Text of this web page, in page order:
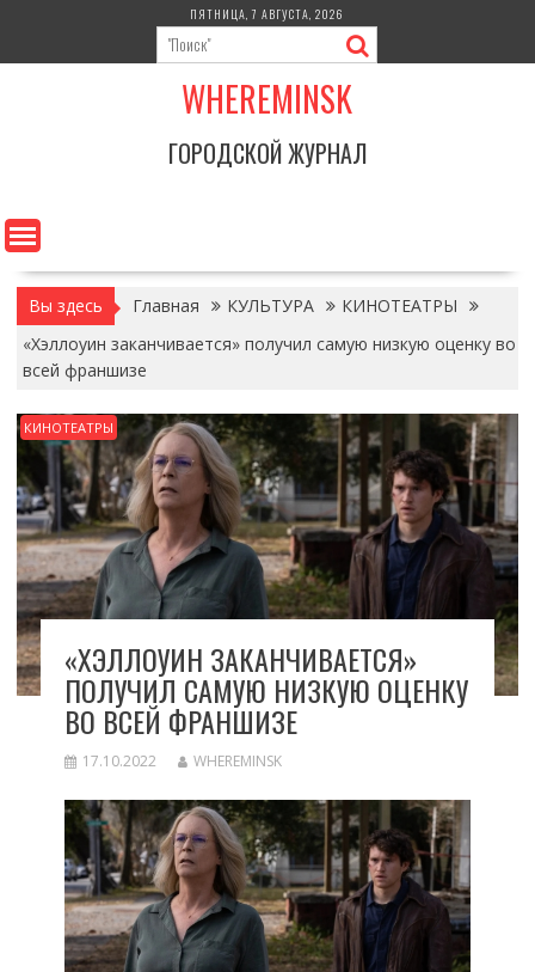
содержимому
ПЯТНИЦА, 7 АВГУСТА, 2026
WHEREMINSK
ГОРОДСКОЙ ЖУРНАЛ
Вы здесь Главная КУЛЬТУРА
КИНОТЕАТРЫ
«Хэллоуин заканчивается» получил самую низкую оценку во
всей франшизе
КИНОТЕАТРЫ
«ХЭЛЛОУИН ЗАКАНЧИВАЕТСЯ»
ПОЛУЧИЛ САМУЮ НИЗКУЮ ОЦЕНКУ
ВО ВСЕЙ ФРАНШИЗЕ
17.10.2022 WHEREMINSK